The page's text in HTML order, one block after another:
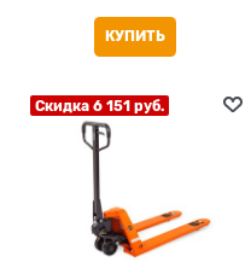
КУПИТЬ
Скидка 6 151 руб.